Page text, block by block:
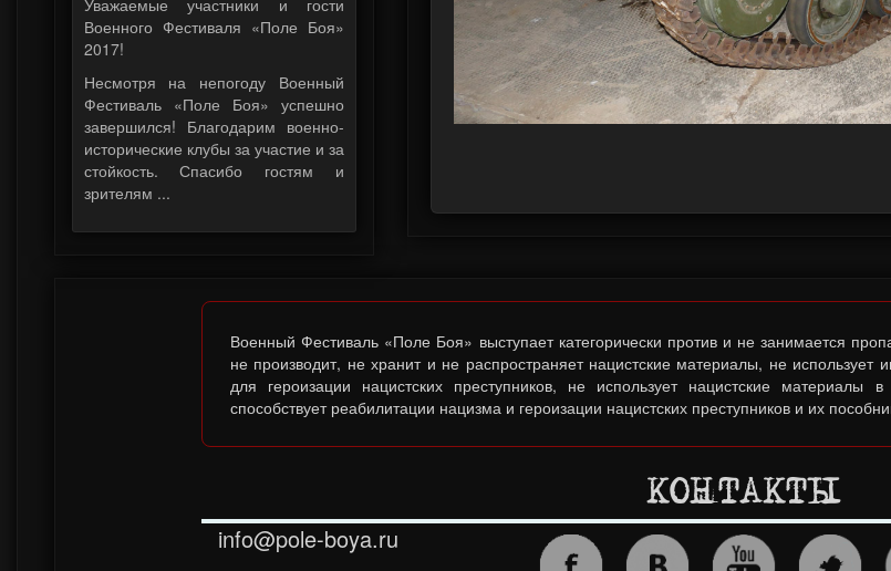
Уважаемые участники и гости
Военного Фестиваля «Поле Боя»
2017!
Несмотря на непогоду Военный
Фестиваль «Поле Боя» успешно
завершился! Благодарим военно-
исторические клубы за участие и за
стойкость. Спасибо гостям и
зрителям ...
Военный Фестиваль «Поле Боя» выступает категорически против и не занимается
не производит, не хранит и не распространяет нацистские материалы, не
для героизации нацистских преступников, не использует нацистские
способствует реабилитации нацизма и героизации нацистских преступников и их
КОНТАКТЫ
info@pole-boya.ru